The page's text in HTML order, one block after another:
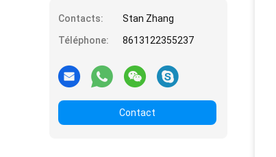
Contacts:
Stan Zhang
Téléphone:
8613122355237
Contact